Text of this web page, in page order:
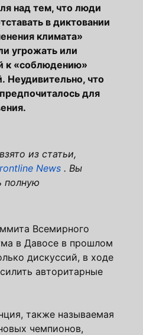
над тем, что люди
в диктовании
климата»
угрожать или
к «соблюдению»
Неудивительно, что
для
из статьи,
News . Вы
полную
Всемирного
в Давосе в прошлом
дискуссий, в ходе
авторитарные
также называемая
чемпионов,